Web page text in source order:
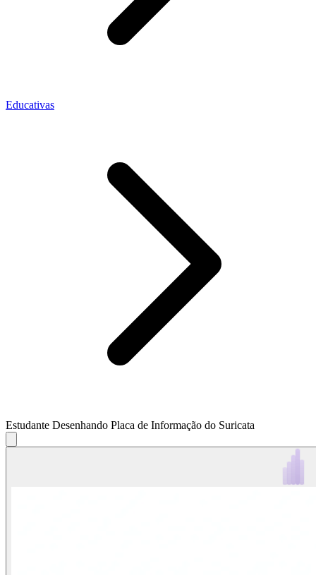
Educativas
Estudante Desenhando Placa de Informação do Suricata